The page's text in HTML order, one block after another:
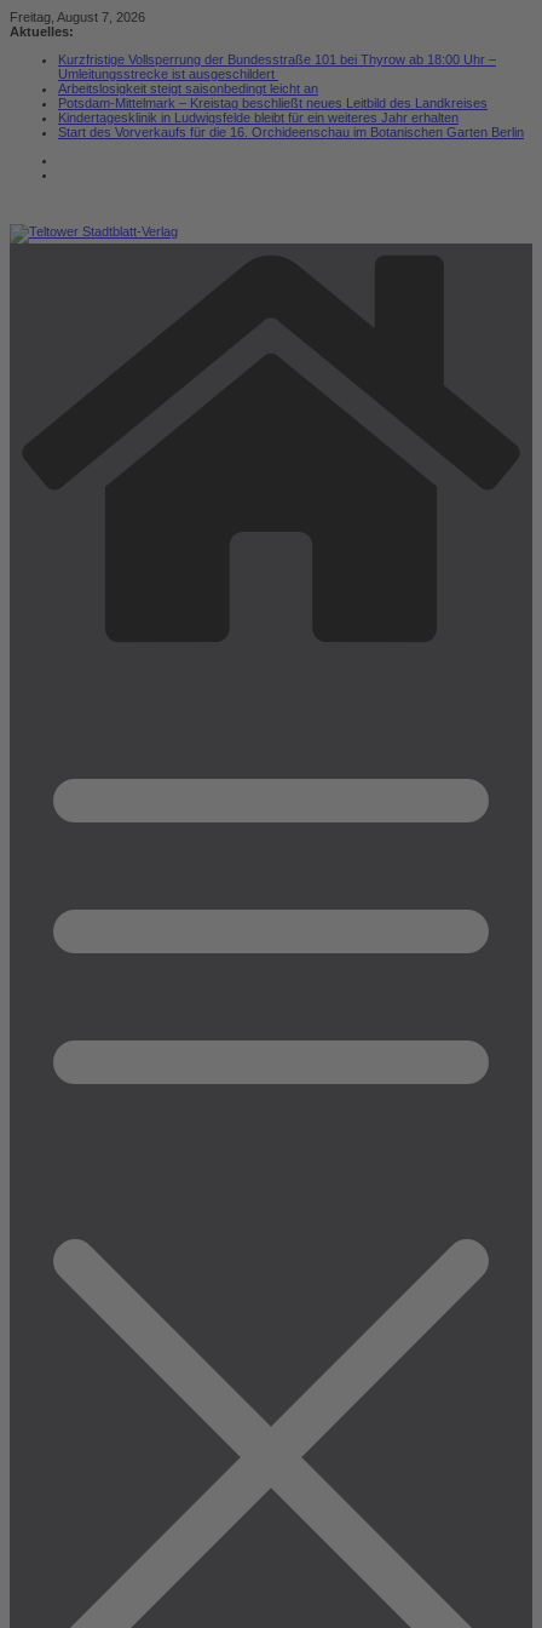
Zum
Inhalt
Freitag, August 7, 2026
Aktuelles:
Kurzfristige Vollsperrung der Bundesstraße 101 bei Thyrow ab 18:00 Uhr –
Umleitungsstrecke ist ausgeschildert
Arbeitslosigkeit steigt saisonbedingt leicht an
Potsdam-Mittelmark – Kreistag beschließt neues Leitbild des Landkreises
Kindertagesklinik in Ludwigsfelde bleibt für ein weiteres Jahr erhalten
Start des Vorverkaufs für die 16. Orchideenschau im Botanischen Garten Berlin